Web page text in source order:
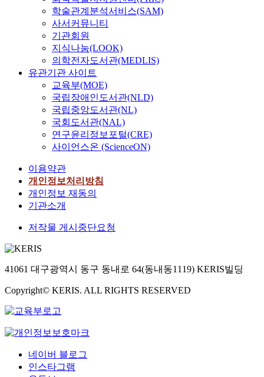
학술관계분석서비스(SAM)
사서커뮤니티
기관회원
지식나눔(LOOK)
의학전자도서관(MEDLIS)
유관기관 사이트
교육부(MOE)
국립장애인도서관(NLD)
국립중앙도서관(NL)
국회도서관(NAL)
연구윤리정보포털(CRE)
사이언스온 (ScienceON)
이용약관
개인정보처리방침
개인정보 재동의
기관소개
저작물 게시중단요청
41061 대구광역시 동구 동내로 64(동내동1119) KERIS빌딩
Copyright© KERIS. ALL RIGHTS RESERVED
네이버 블로그
인스타그램